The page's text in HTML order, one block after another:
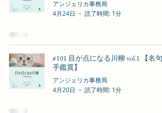
アンジェリカ事務局
4月24日
読了時間: 1分
#101 目が点になる川柳 vol.1 【名句
手鑑賞】
アンジェリカ事務局
4月20日
読了時間: 1分